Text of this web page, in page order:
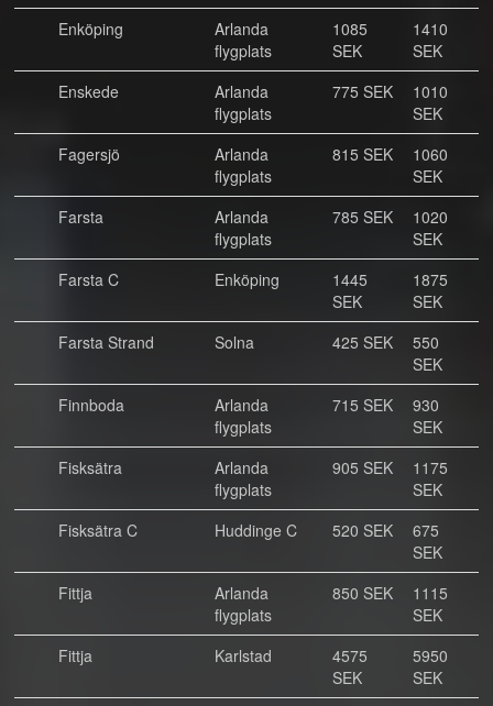
Enköping
Arlanda
flygplats
1085
SEK
1410
SEK
Enskede
Arlanda
flygplats
775 SEK
1010
SEK
Fagersjö
Arlanda
flygplats
815 SEK
1060
SEK
Farsta
Arlanda
flygplats
785 SEK
1020
SEK
Farsta C
Enköping
1445
SEK
1875
SEK
Farsta Strand
Solna 425 SEK
550
SEK
Finnboda
Arlanda
flygplats
715 SEK
930
SEK
Fisksätra
Arlanda
flygplats
905 SEK
1175
SEK
Fisksätra C
Huddinge C 520 SEK
675
SEK
Fittja
Arlanda
flygplats
850 SEK
1115
SEK
Fittja
Karlstad
4575
SEK
5950
SEK